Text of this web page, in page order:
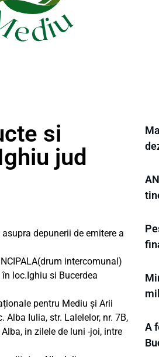
si
jud
depunerii de emitere a
intercomunal)
în loc.Ighiu si Bucerdea
pentru Mediu și Arii
Alba Iulia, str. Lalelelor, nr. 7B,
in zilele de luni -joi, intre
A